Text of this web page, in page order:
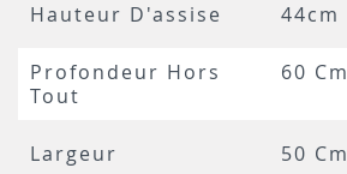
Hauteur D'assise 44cm
Profondeur Hors
Tout
60 Cm
Largeur 50 Cm